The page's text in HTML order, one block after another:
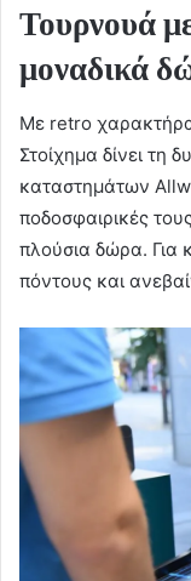
Τουρνουά
μοναδικά
Με retro
Στοίχημα δίνει τη
καταστημάτων
ποδοσφαιρικές
πλούσια δώρα. Για
πόντους και